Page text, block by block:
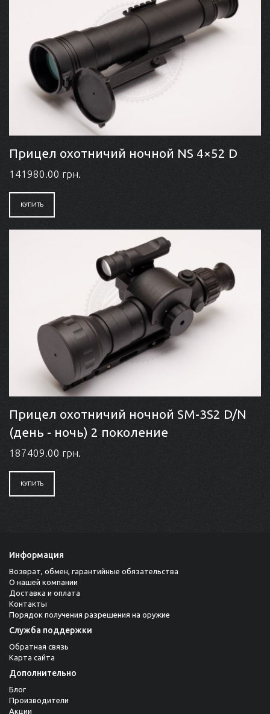
Прицел охотничий ночной NS 4×52 D
141980.00 грн.
КУПИТЬ
Прицел охотничий ночной SM-3S2 D/N
(день - ночь) 2 поколение
187409.00 грн.
КУПИТЬ
Информация
Возврат, обмен, гарантийные обязательства
О нашей компании
Доставка и оплата
Контакты
Порядок получения разрешения на оружие
Служба поддержки
Обратная связь
Карта сайта
Дополнительно
Блог
Производители
Акции